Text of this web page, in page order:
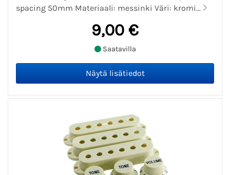
spacing 50mm Materiaali: messinki Väri: kromi...
9,00 €
Saatavilla